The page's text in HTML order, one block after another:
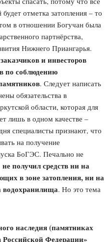
отметка затопления – то
в отношении Богучан была
партнёрства,
Нижнего Приангарья.
и инвесторов
по соблюдению
. Следует написать
обязательства в
области, которая для
лишь в одном качестве –
специалисты признают, что
на получение
БоГЭС. Печально не
получил средств ни на
в зоне затопления, ни на
водохранилища. Но это тема
наследия (памятниках
Федерации»